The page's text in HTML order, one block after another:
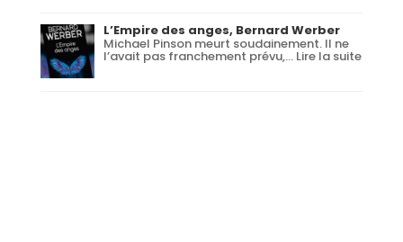
où
j’ai
écrit
sur
L’Empire des anges, Bernard Werber
Michael Pinson meurt soudainement. Il ne
l’avait pas franchement prévu,… Lire la suite: